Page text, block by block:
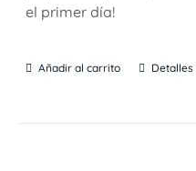
el primer día!
Añadir al carrito Detalles